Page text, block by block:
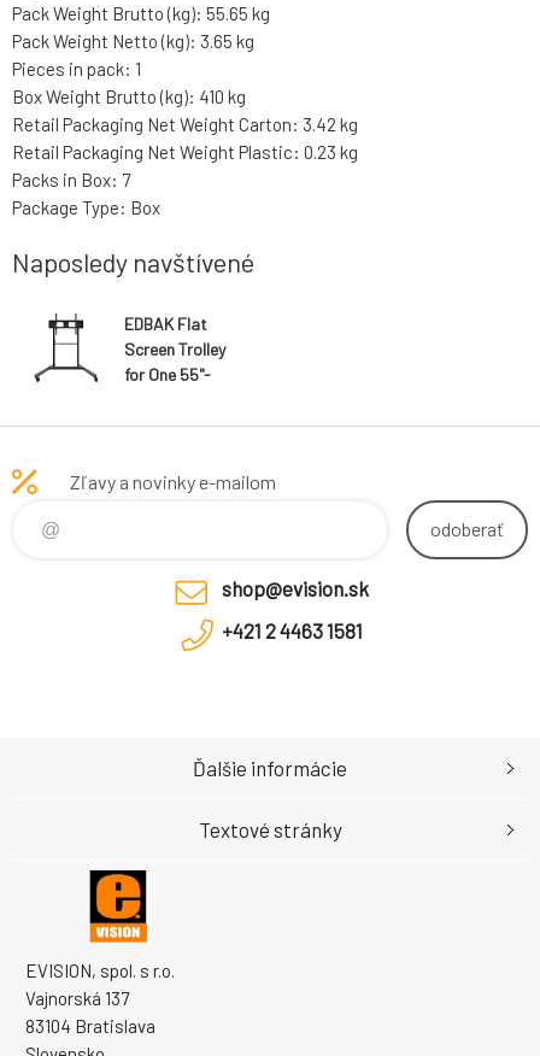
Pack Weight Brutto (kg): 55.65 kg
Pack Weight Netto (kg): 3.65 kg
Pieces in pack: 1
Box Weight Brutto (kg): 410 kg
Retail Packaging Net Weight Carton: 3.42 kg
Retail Packaging Net Weight Plastic: 0.23 kg
Packs in Box: 7
Package Type: Box
Naposledy navštívené
EDBAK Flat
Screen Trolley
for One 55"-
to 130kg,
up to
Zľavy a novinky e-mailom
odoberať
shop@evision.sk
+421 2 4463 1581
EVISION, spol. s r.o.
Vajnorská 137
83104 Bratislava
Ďalšie informácie
Textové stránky